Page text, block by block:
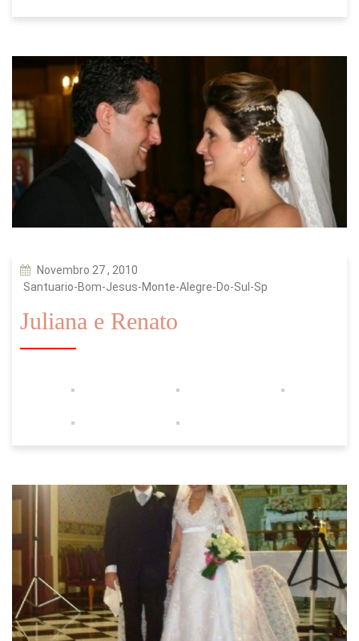
Novembro 27 , 2010
Santuario-Bom-Jesus-Monte-Alegre-Do-Sul-Sp
Juliana e Renato